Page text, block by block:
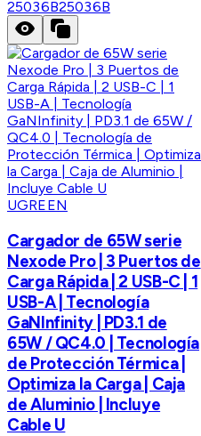
25036B25036B
UGREEN
Cargador de 65W serie
Nexode Pro | 3 Puertos de
Carga Rápida | 2 USB-C | 1
USB-A | Tecnología
GaNInfinity | PD3.1 de
65W / QC4.0 | Tecnología
de Protección Térmica |
Optimiza la Carga | Caja
de Aluminio | Incluye
Cable U